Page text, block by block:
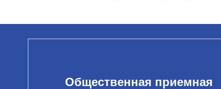
Общественная приемная